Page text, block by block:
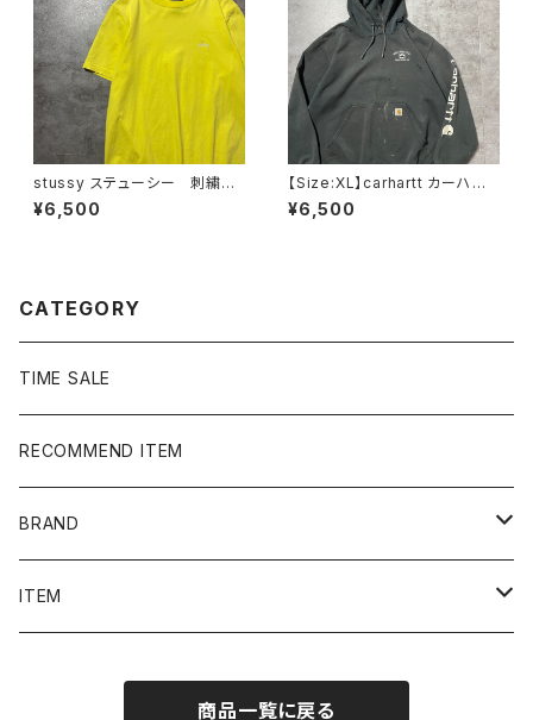
stussy ステューシー 刺繍ワ
ンポイント ストックロゴ イエ
ロー Tシャツ
¥6,500
【Size:XL】carhartt カーハー
ト 刺繍企業ロゴ アームプリ
ント グッドダメージ ダークグ
¥6,500
CATEGORY
TIME SALE
RECOMMEND ITEM
BRAND
NIKE
ITEM
商品一覧に戻る